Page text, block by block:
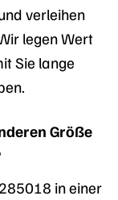
verleihen
legen Wert
Sie lange
Größe
in einer